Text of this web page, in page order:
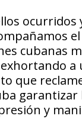
ocurridos
cubanas
que
garantizar
y